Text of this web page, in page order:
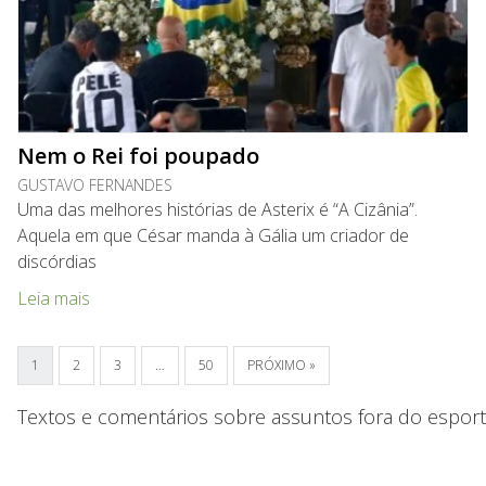
Nem o Rei foi poupado
GUSTAVO FERNANDES
Uma das melhores histórias de Asterix é “A Cizânia”.
Aquela em que César manda à Gália um criador de
discórdias
Leia mais
1 2 3 … 50 PRÓXIMO »
Textos e comentários sobre assuntos fora do